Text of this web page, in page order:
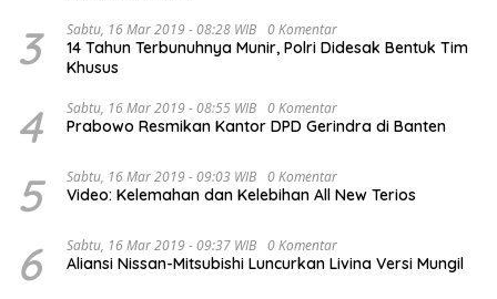
3 Sabtu, 16 Mar 2019 - 08:28 WIB 0 Komentar
14 Tahun Terbunuhnya Munir, Polri Didesak Bentuk Tim
Khusus
4 Sabtu, 16 Mar 2019 - 08:55 WIB 0 Komentar
Prabowo Resmikan Kantor DPD Gerindra di Banten
5 Sabtu, 16 Mar 2019 - 09:03 WIB 0 Komentar
Video: Kelemahan dan Kelebihan All New Terios
6 Sabtu, 16 Mar 2019 - 09:37 WIB 0 Komentar
Aliansi Nissan-Mitsubishi Luncurkan Livina Versi Mungil